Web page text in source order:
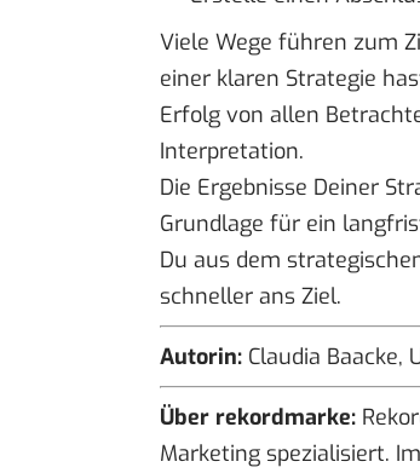
Viele Wege führen zum
einer klaren Strategie
Erfolg von allen
Interpretation.
Die Ergebnisse Deiner
Grundlage für ein
Du aus dem
schneller ans Ziel.
Autorin: Claudia
Über rekordmarke:
Marketing spezialisiert.